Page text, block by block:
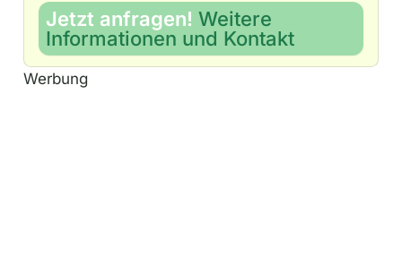
Jetzt anfragen! Weitere
Informationen und Kontakt
Werbung